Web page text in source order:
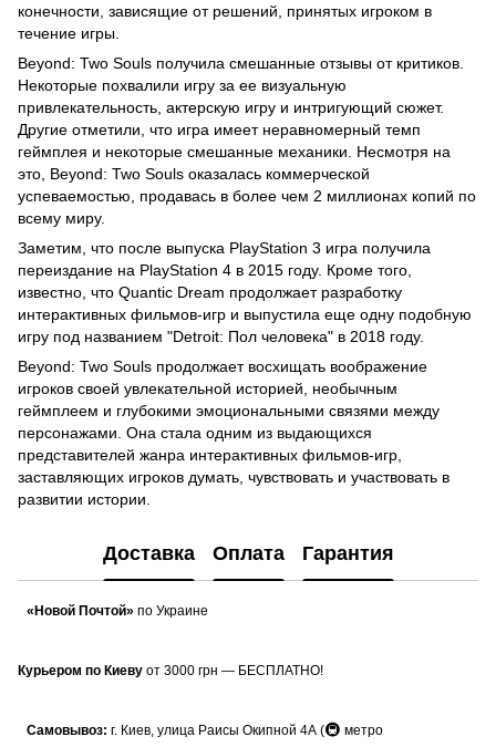
конечности, зависящие от решений, принятых игроком в
течение игры.
Beyond: Two Souls получила смешанные отзывы от критиков.
Некоторые похвалили игру за ее визуальную
привлекательность, актерскую игру и интригующий сюжет.
Другие отметили, что игра имеет неравномерный темп
геймплея и некоторые смешанные механики. Несмотря на
это, Beyond: Two Souls оказалась коммерческой
успеваемостью, продавась в более чем 2 миллионах копий по
всему миру.
Заметим, что после выпуска PlayStation 3 игра получила
переиздание на PlayStation 4 в 2015 году. Кроме того,
известно, что Quantic Dream продолжает разработку
интерактивных фильмов-игр и выпустила еще одну подобную
игру под названием "Detroit: Пол человека" в 2018 году.
Beyond: Two Souls продолжает восхищать воображение
игроков своей увлекательной историей, необычным
геймплеем и глубокими эмоциональными связями между
персонажами. Она стала одним из выдающихся
представителей жанра интерактивных фильмов-игр,
заставляющих игроков думать, чувствовать и участвовать в
развитии истории.
Доставка Оплата Гарантия
«Новой Почтой» по Украине
Курьером по Киеву от 3000 грн — БЕСПЛАТНО!
Самовывоз: г. Киев, улица Раисы Окипной 4А (🚇 метро